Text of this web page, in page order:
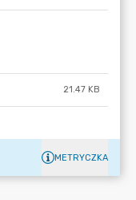
21.47 KB
METRYCZKA